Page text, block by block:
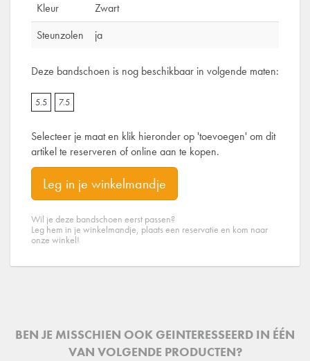
Kleur
Zwart
Steunzolen
ja
Deze bandschoen is nog beschikbaar in volgende maten:
5.5 7.5
Selecteer je maat en klik hieronder op 'toevoegen' om dit
artikel te reserveren of online aan te kopen.
Leg in je winkelmandje
Wil je deze bandschoen eerst passen?
Leg hem in je winkelmandje, plaats een reservatie en kom naar
onze winkel!
BEN JE MISSCHIEN OOK GEINTERESSEERD IN ÉÉN
VAN VOLGENDE PRODUCTEN?